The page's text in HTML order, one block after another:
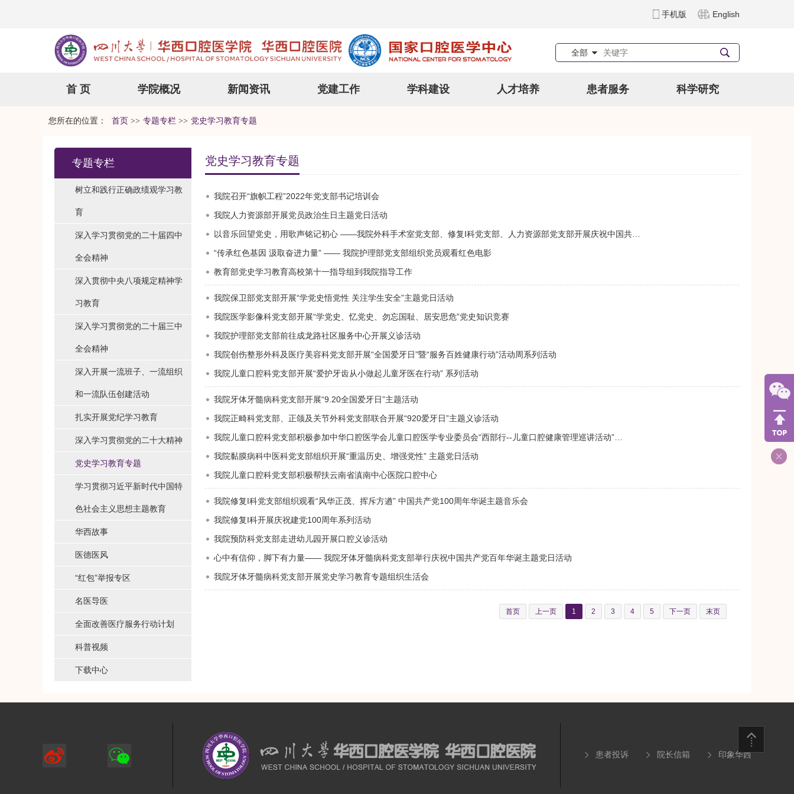
手机版 English
全部
首 页 学院概况 新闻资讯 党建工作 学科建设 人才培养 患者服务 科学研究
您所在的位置： 首页 >> 专题专栏 >> 党史学习教育专题
专题专栏
树立和践行正确政绩观学习教
育
深入学习贯彻党的二十届四中
全会精神
深入贯彻中央八项规定精神学
习教育
深入学习贯彻党的二十届三中
全会精神
深入开展一流班子、一流组织
和一流队伍创建活动
扎实开展党纪学习教育
深入学习贯彻党的二十大精神
党史学习教育专题
学习贯彻习近平新时代中国特
色社会主义思想主题教育
华西故事
医德医风
“红包”举报专区
名医导医
全面改善医疗服务行动计划
科普视频
下载中心
党史学习教育专题
我院召开“旗帜工程”2022年党支部书记培训会
我院人力资源部开展党员政治生日主题党日活动
以音乐回望党史，用歌声铭记初心 ——我院外科手术室党支部、修复I科党支部、人力资源部党支部开展庆祝中国共…
“传承红色基因 汲取奋进力量” —— 我院护理部党支部组织党员观看红色电影
教育部党史学习教育高校第十一指导组到我院指导工作
我院保卫部党支部开展“学党史悟党性 关注学生安全”主题党日活动
我院医学影像科党支部开展“学党史、忆党史、勿忘国耻、居安思危”党史知识竞赛
我院护理部党支部前往成龙路社区服务中心开展义诊活动
我院创伤整形外科及医疗美容科党支部开展“全国爱牙日”暨“服务百姓健康行动”活动周系列活动
我院儿童口腔科党支部开展“爱护牙齿从小做起儿童牙医在行动” 系列活动
我院牙体牙髓病科党支部开展“9.20全国爱牙日”主题活动
我院正畸科党支部、正颌及关节外科党支部联合开展“920爱牙日”主题义诊活动
我院儿童口腔科党支部积极参加中华口腔医学会儿童口腔医学专业委员会“西部行--儿童口腔健康管理巡讲活动”…
我院黏膜病科中医科党支部组织开展“重温历史、增强党性” 主题党日活动
我院儿童口腔科党支部积极帮扶云南省滇南中心医院口腔中心
我院修复I科党支部组织观看“风华正茂、挥斥方遒” 中国共产党100周年华诞主题音乐会
我院修复I科开展庆祝建党100周年系列活动
我院预防科党支部走进幼儿园开展口腔义诊活动
心中有信仰，脚下有力量—— 我院牙体牙髓病科党支部举行庆祝中国共产党百年华诞主题党日活动
我院牙体牙髓病科党支部开展党史学习教育专题组织生活会
首页 上一页 1 2 3 4 5 下一页 末页
患者投诉 院长信箱 印象华西